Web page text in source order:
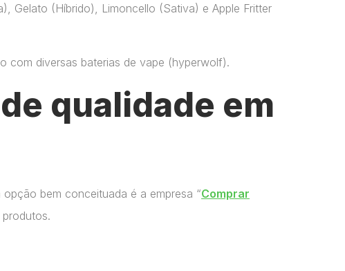
Gelato (Híbrido), Limoncello (Sativa) e Apple Fritter
com diversas baterias de vape​ (hyperwolf)​.
qualidade em
bem conceituada é a empresa “Comprar